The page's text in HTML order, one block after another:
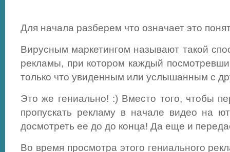
Для начала разберем что означает это
Вирусным маркетингом называют такой
рекламы, при котором каждый
только что увиденным или услышанным с
Это же гениально! :) Вместо того, чтобы
пропускать рекламу в начале видео на
досмотреть ее до до конца! Да еще и
Во время просмотра этого гениального